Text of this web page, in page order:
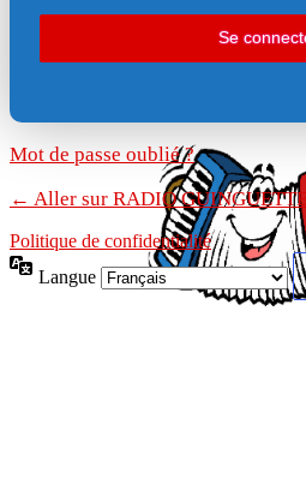
Mot de passe oublié ?
← Aller sur RADIO GUINGUETTE
Politique de confidentialité
Langue